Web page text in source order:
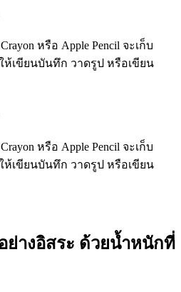
หรือ Apple Pencil จะเก็บ
ห้เขียนบันทึก วาดรูป หรือเขียน
หรือ Apple Pencil จะเก็บ
ห้เขียนบันทึก วาดรูป หรือเขียน
ย่างอิสระ ด้วยน้ำหนักที่